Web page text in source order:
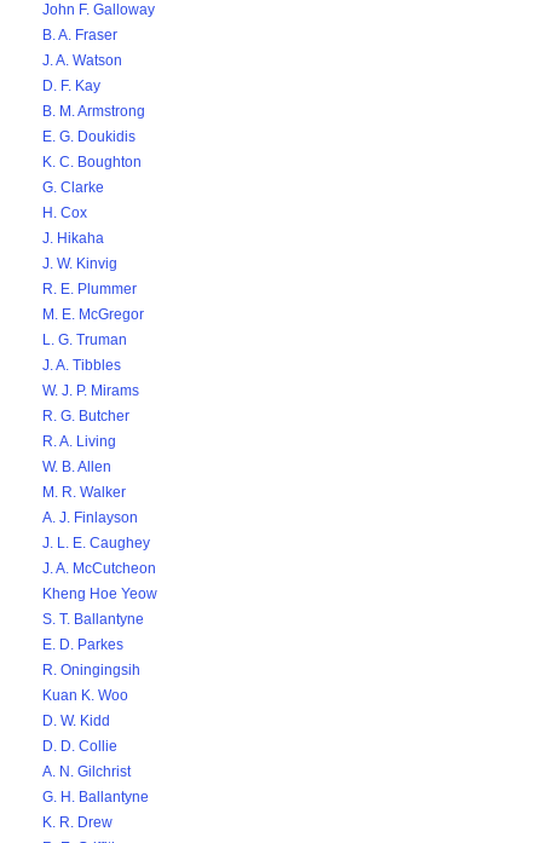
John F. Galloway
B. A. Fraser
J. A. Watson
D. F. Kay
B. M. Armstrong
E. G. Doukidis
K. C. Boughton
G. Clarke
H. Cox
J. Hikaha
J. W. Kinvig
R. E. Plummer
M. E. McGregor
L. G. Truman
J. A. Tibbles
W. J. P. Mirams
R. G. Butcher
R. A. Living
W. B. Allen
M. R. Walker
A. J. Finlayson
J. L. E. Caughey
J. A. McCutcheon
Kheng Hoe Yeow
S. T. Ballantyne
E. D. Parkes
R. Oningingsih
Kuan K. Woo
D. W. Kidd
D. D. Collie
A. N. Gilchrist
G. H. Ballantyne
K. R. Drew